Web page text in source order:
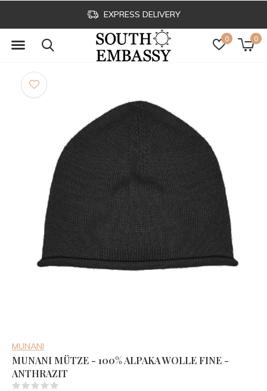
0 0
EXPRESS DELIVERY
MUNANI
MUNANI MÜTZE - 100% ALPAKA WOLLE FINE -
ANTHRAZIT